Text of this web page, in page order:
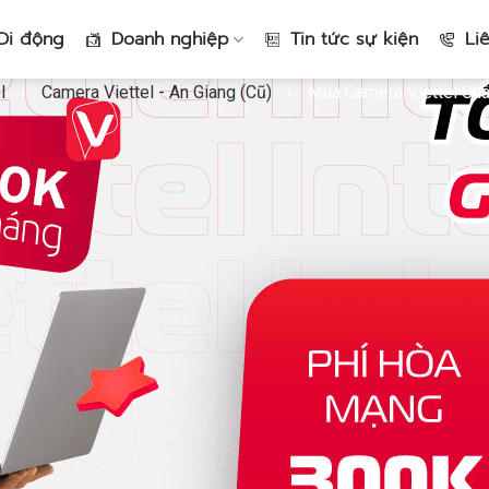
động Doanh nghiệp Tin tức sự kiện
Camera Viettel - An Giang (Cũ) Mua Camera Viettel